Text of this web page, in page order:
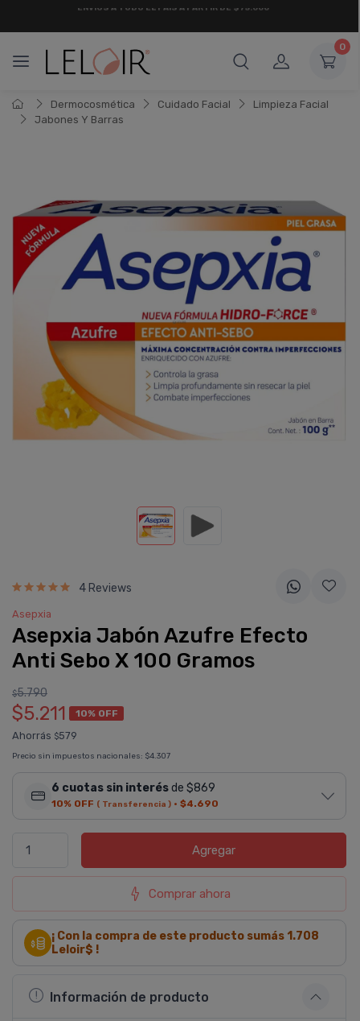
0
Dermocosmética Cuidado Facial
Limpieza Facial
Jabones Y Barras
4 Reviews
Asepxia
Asepxia Jabón Azufre Efecto
Anti Sebo X 100 Gramos
$5.790
$5.211 10% OFF
Ahorrás $579
Precio sin impuestos nacionales: $4.307
6 cuotas sin interésde $869
10% OFF ( Transferencia ) · $4.690
Agregar
Comprar ahora
¡ Con la compra de este producto sumás 1.708
Leloir$ !
Información de producto